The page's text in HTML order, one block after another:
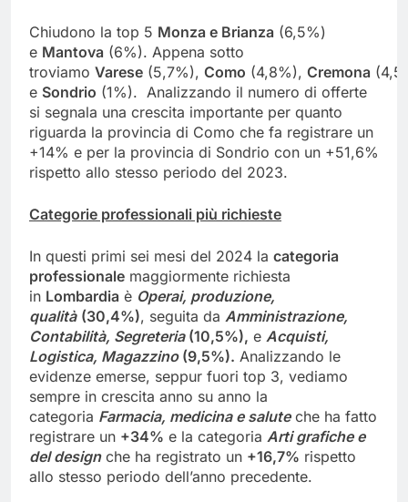
Chiudono la top 5 Monza e Brianza (6,5%)
e Mantova (6%). Appena sotto
troviamo Varese (5,7%), Como (4,8%), Cremona
e Sondrio (1%). Analizzando il numero di offerte
si segnala una crescita importante per quanto
riguarda la provincia di Como che fa registrare un
+14% e per la provincia di Sondrio con un +51,6%
rispetto allo stesso periodo del 2023.
Categorie professionali più richieste
In questi primi sei mesi del 2024 la categoria
professionale maggiormente richiesta
in Lombardia è Operai, produzione,
qualità (30,4%), seguita da Amministrazione,
Contabilità, Segreteria (10,5%), e Acquisti,
Logistica, Magazzino(9,5%). Analizzando le
evidenze emerse, seppur fuori top 3, vediamo
sempre in crescita anno su anno la
categoria Farmacia, medicina e salute che ha fatto
registrare un +34% e la categoria Arti grafiche e
del designche ha registrato un +16,7% rispetto
allo stesso periodo dell’anno precedente.